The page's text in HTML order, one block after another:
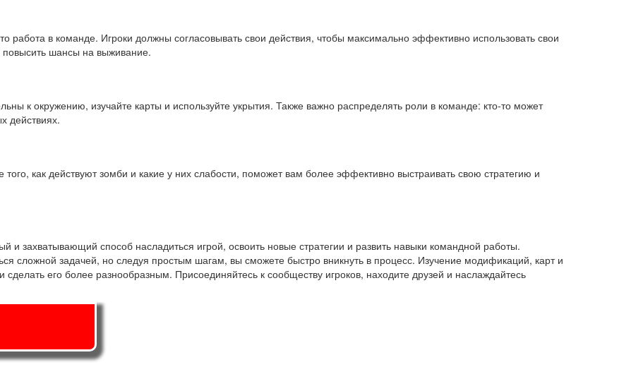
в команде. Игроки должны согласовывать свои действия, чтобы максимально эффективно использовать свои
шансы на выживание.
к окружению, изучайте карты и используйте укрытия. Также важно распределять роли в команде: кто-то может
действиях.
как действуют зомби и какие у них слабости, поможет вам более эффективно выстраивать свою стратегию и
захватывающий способ насладиться игрой, освоить новые стратегии и развить навыки командной работы.
сложной задачей, но следуя простым шагам, вы сможете быстро вникнуть в процесс. Изучение модификаций, карт и
сделать его более разнообразным. Присоединяйтесь к сообществу игроков, находите друзей и наслаждайтесь